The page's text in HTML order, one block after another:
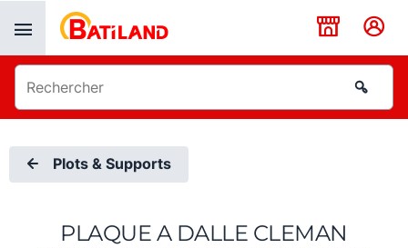
Plots & Supports
PLAQUE A DALLE CLEMAN
Panneau de gestion des cookies